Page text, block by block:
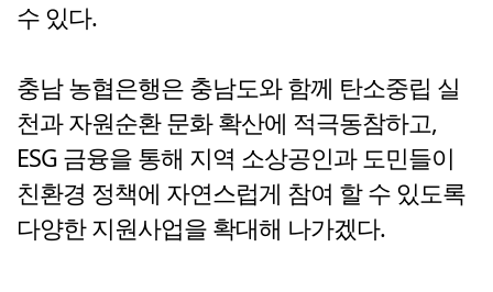
수 있다.
충남 농협은행은 충남도와 함께 탄소중립 실
천과 자원순환 문화 확산에 적극동참하고,
ESG 금융을 통해 지역 소상공인과 도민들이
친환경 정책에 자연스럽게 참여 할 수 있도록
다양한 지원사업을 확대해 나가겠다.